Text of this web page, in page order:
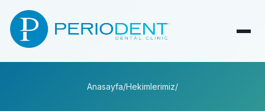
Anasayfa/Hekimlerimiz/